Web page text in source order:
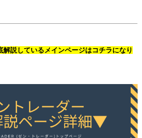
説しているメインページはコチラになり